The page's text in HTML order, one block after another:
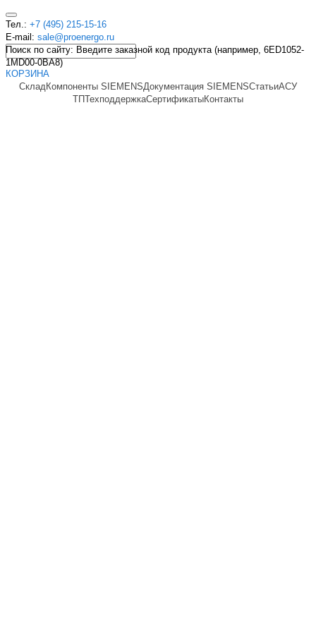
Тел.: +7 (495) 215-15-16
E-mail: sale@proenergo.ru
Поиск по сайту: Введите заказной код продукта (например, 6ED1052-
1MD00-0BA8)
КОРЗИНА
СкладКомпоненты SIEMENSДокументация SIEMENSСтатьиАСУ
ТПТехподдержкаСертификатыКонтакты